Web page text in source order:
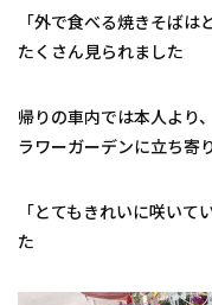
「外で食べる焼きそば
たくさん見られました
帰りの車内では本人より
ラワーガーデンに立ち寄
「とてもきれいに咲い
た